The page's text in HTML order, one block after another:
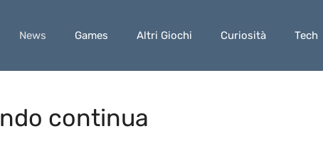
News Games Altri Giochi Curiosità Tech
continua